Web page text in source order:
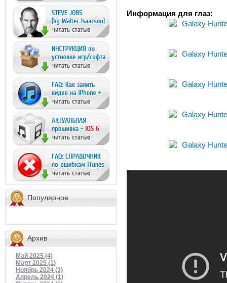
Популярное
Архив
Май 2025 (4)
Март 2025 (1)
Ноябрь 2024 (3)
Апрель 2024 (1)
Информация для глаз: